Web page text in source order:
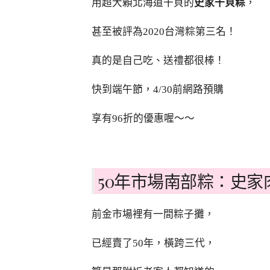
用超大顆北海道干貝的史家干貝粽 ，
甚至被評為2020台灣粽第三名！
真的是自己吃、送禮都很棒！
快到端午節，4/30前網路預購
享有96折的優惠喔～～
50年市場南部粽：史家
前金市場裡有一間粽子攤，
已經賣了50年，橫跨三代，